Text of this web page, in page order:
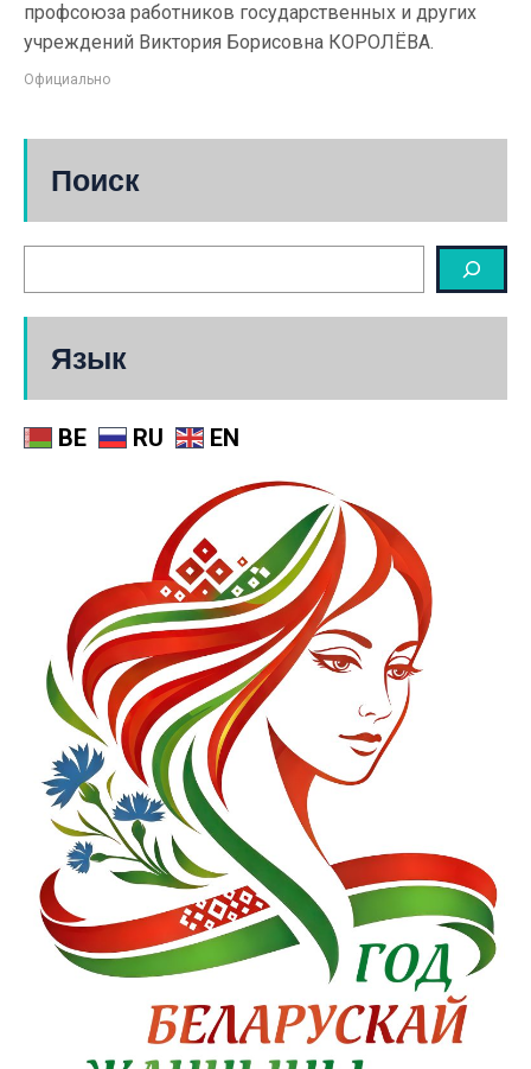
профсоюза работников государственных и других
учреждений Виктория Борисовна КОРОЛЁВА.
Официально
Поиск
Язык
BE RU EN